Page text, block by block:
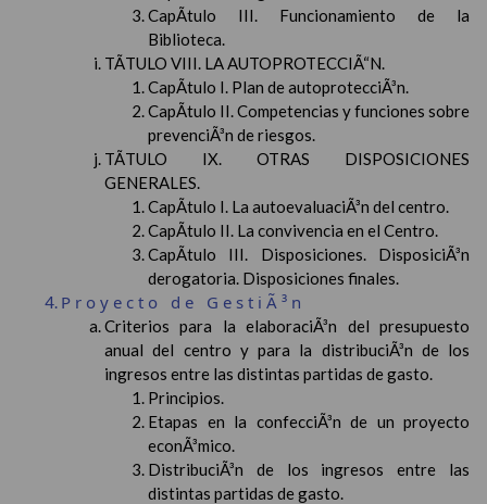
CapÃ­tulo III. Funcionamiento de la
Biblioteca.
TÃTULO VIII. LA AUTOPROTECCIÃ“N.
CapÃ­tulo I. Plan de autoprotecciÃ³n.
CapÃ­tulo II. Competencias y funciones sobre
prevenciÃ³n de riesgos.
TÃTULO IX. OTRAS DISPOSICIONES
GENERALES.
CapÃ­tulo I. La autoevaluaciÃ³n del centro.
CapÃ­tulo II. La convivencia en el Centro.
CapÃ­tulo III. Disposiciones. DisposiciÃ³n
derogatoria. Disposiciones finales.
Proyecto de GestiÃ³n
Criterios para la elaboraciÃ³n del presupuesto
anual del centro y para la distribuciÃ³n de los
ingresos entre las distintas partidas de gasto.
Principios.
Etapas en la confecciÃ³n de un proyecto
econÃ³mico.
DistribuciÃ³n de los ingresos entre las
distintas partidas de gasto.